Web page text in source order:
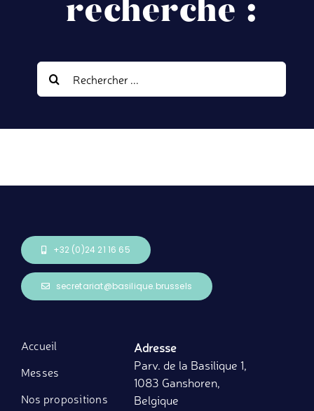
Dons
recherche :
Rechercher:
+32 (0)24 21 16 65
secretariat@basilique.brussels
Accueil
Messes
Nos propositions
Adresse
Parv. de la Basilique 1,
1083 Ganshoren,
Belgique